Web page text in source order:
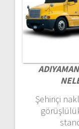
Şehiriçi